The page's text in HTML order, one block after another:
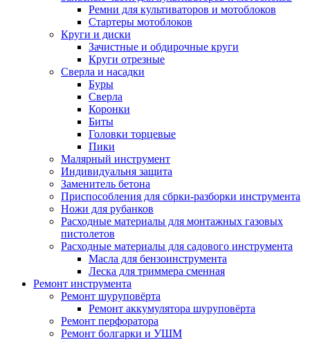
Ремни для культиваторов и мотоблоков
Стартеры мотоблоков
Круги и диски
Зачистные и обдирочные круги
Круги отрезные
Сверла и насадки
Буры
Сверла
Коронки
Биты
Головки торцевые
Пики
Малярный инструмент
Индивидуальня защита
Заменитель бетона
Приспособления для сбрки-разборки инструмента
Ножи для рубанков
Расходные материалы для монтажных газовых
пистолетов
Расходные материалы для садового инструмента
Масла для бензоинструмента
Леска для триммера сменная
Ремонт инструмента
Ремонт шуруповёрта
Ремонт аккумулятора шуруповёрта
Ремонт перфоратора
Ремонт болгарки и УШМ